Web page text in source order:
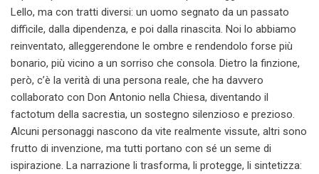
Lello, ma con tratti diversi: un uomo segnato da un passato
difficile, dalla dipendenza, e poi dalla rinascita. Noi lo abbiamo
reinventato, alleggerendone le ombre e rendendolo forse più
bonario, più vicino a un sorriso che consola. Dietro la finzione,
però, c’è la verità di una persona reale, che ha davvero
collaborato con Don Antonio nella Chiesa, diventando il
factotum della sacrestia, un sostegno silenzioso e prezioso.
Alcuni personaggi nascono da vite realmente vissute, altri sono
frutto di invenzione, ma tutti portano con sé un seme di
ispirazione. La narrazione li trasforma, li protegge, li sintetizza: